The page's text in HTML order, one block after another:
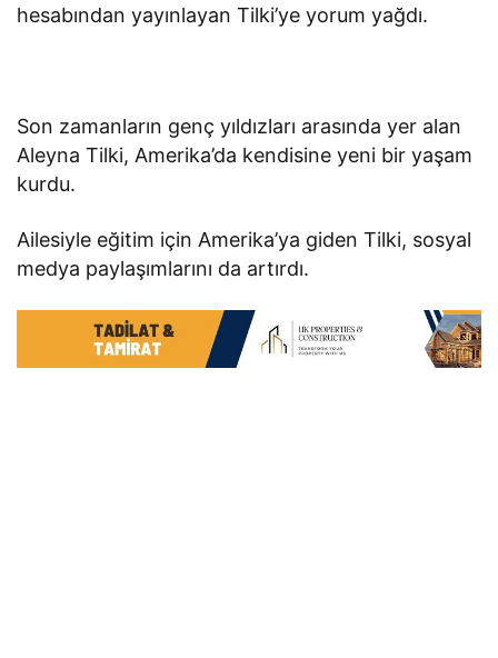
hesabından yayınlayan Tilki’ye yorum yağdı.
Son zamanların genç yıldızları arasında yer alan
Aleyna Tilki, Amerika’da kendisine yeni bir yaşam
kurdu.
Ailesiyle eğitim için Amerika’ya giden Tilki, sosyal
medya paylaşımlarını da artırdı.